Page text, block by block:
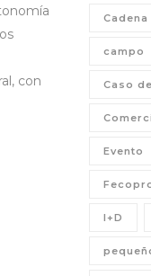
con
campo
Caso
Evento
I+D